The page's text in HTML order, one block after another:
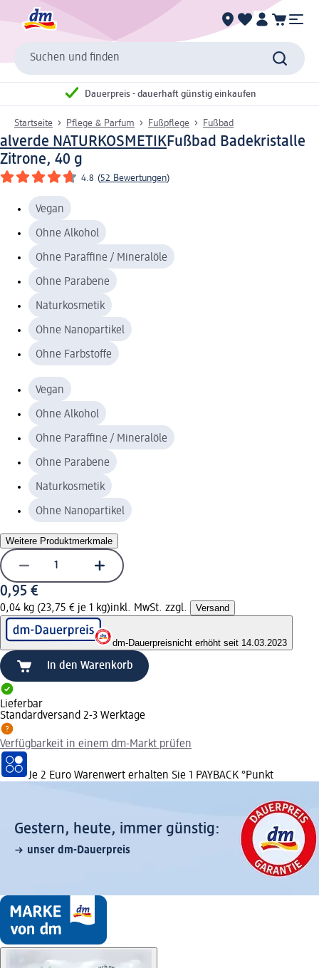
Suchen und finden
Dauerpreis - dauerhaft günstig einkaufen
Startseite Pflege & Parfum Fußpflege Fußbad
alverde NATURKOSMETIKFußbad Badekristalle
Zitrone, 40 g
4.8 (52 Bewertungen)
Vegan
Ohne Alkohol
Ohne Paraffine / Mineralöle
Ohne Parabene
Naturkosmetik
Ohne Nanopartikel
Ohne Farbstoffe
Vegan
Ohne Alkohol
Ohne Paraffine / Mineralöle
Ohne Parabene
Naturkosmetik
Ohne Nanopartikel
Weitere Produktmerkmale
0,95 €
0,04 kg (23,75 € je 1 kg)inkl. MwSt. zzgl. Versand
dm-Dauerpreisnicht erhöht seit 14.03.2023
In den Warenkorb
Lieferbar
Standardversand 2-3 Werktage
Verfügbarkeit in einem dm-Markt prüfen
Je 2 Euro Warenwert erhalten Sie 1 PAYBACK °Punkt
Gestern, heute, immer günstig:
unser dm-Dauerpreis